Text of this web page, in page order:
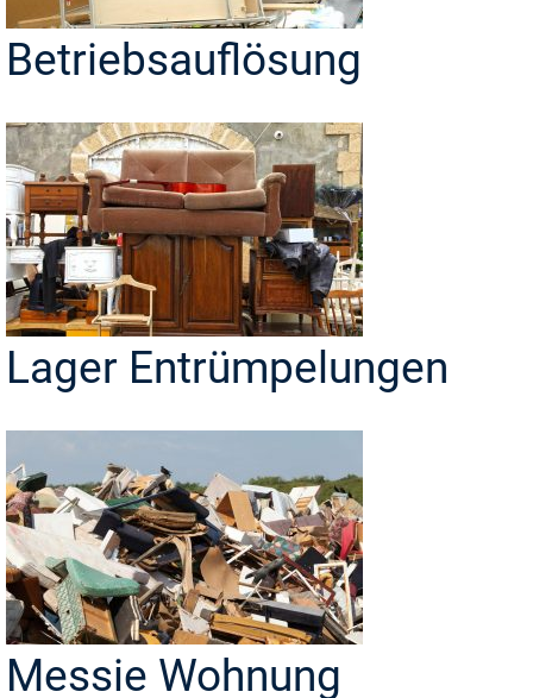
Betriebsauflösung
Lager Entrümpelungen
Messie Wohnung